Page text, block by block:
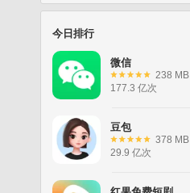
今日排行
微信
238 MB
177.3 亿次
豆包
378 MB
29.9 亿次